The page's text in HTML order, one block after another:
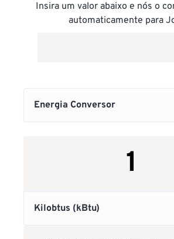
Insira um valor abaixo e nós o
automaticamente para